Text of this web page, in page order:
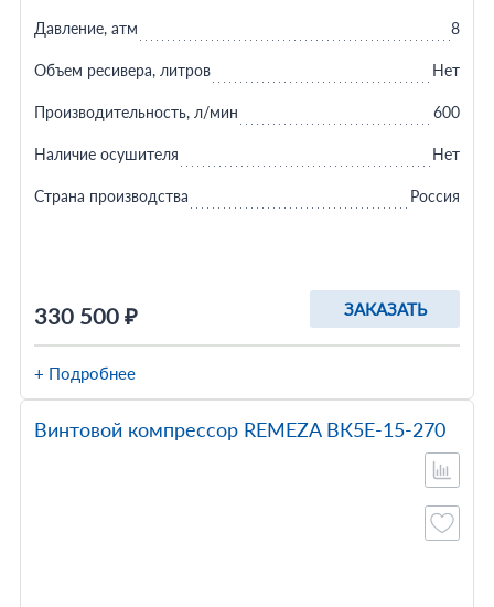
330 500 ₽ ЗАКАЗАТЬ
Давление, атм 8
Объем ресивера, литров Нет
Производительность, л/мин 600
Наличие осушителя Нет
Страна производства Россия
+ Подробнее
Винтовой компрессор REMEZA ВК5Е-15-270